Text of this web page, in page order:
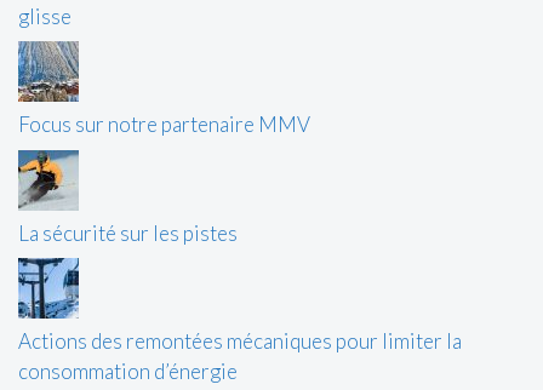
glisse
Focus sur notre partenaire MMV
La sécurité sur les pistes
Actions des remontées mécaniques pour limiter la
consommation d’énergie